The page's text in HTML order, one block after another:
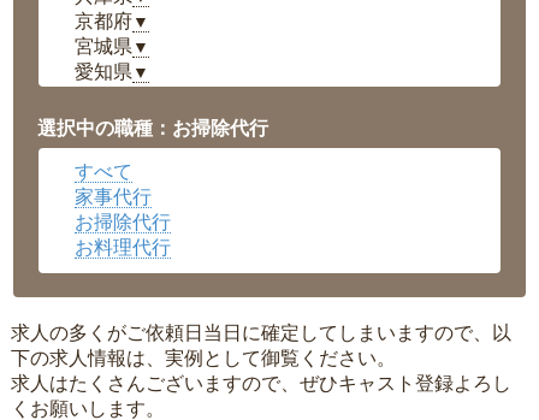
京都府▼
宮城県 ▼
愛知県 ▼
岡山県▼
広島県▼
沖縄県
選択中の職種：お掃除代行
すべて
家事代行
お掃除代行
お料理代行
求人の多くがご依頼日当日に確定してしまいますので、以
下の求人情報は、実例として御覧ください。
求人はたくさんございますので、ぜひキャスト登録よろし
くお願いします。